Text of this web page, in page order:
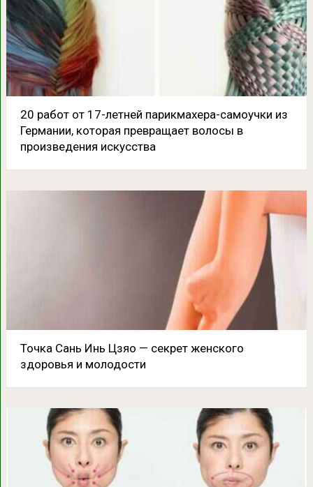
20 работ от 17-летней парикмахера-самоучки из
Германии, которая превращает волосы в
произведения искусства
Точка Сань Инь Цзяо — секрет женского
здоровья и молодости